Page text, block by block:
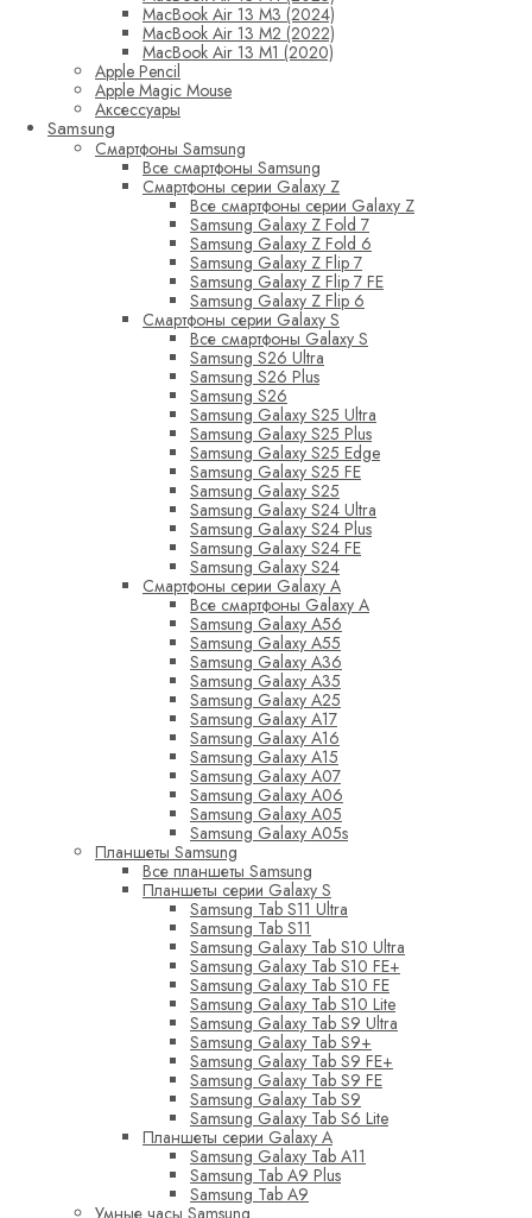
MacBook Air 13 M3 (2024)
MacBook Air 13 M2 (2022)
MacBook Air 13 M1 (2020)
Apple Pencil
Apple Magic Mouse
Аксессуары
Samsung
Смартфоны Samsung
Все смартфоны Samsung
Смартфоны серии Galaxy Z
Все смартфоны серии Galaxy Z
Samsung Galaxy Z Fold 7
Samsung Galaxy Z Fold 6
Samsung Galaxy Z Flip 7
Samsung Galaxy Z Flip 7 FE
Samsung Galaxy Z Flip 6
Смартфоны серии Galaxy S
Все смартфоны Galaxy S
Samsung S26 Ultra
Samsung S26 Plus
Samsung S26
Samsung Galaxy S25 Ultra
Samsung Galaxy S25 Plus
Samsung Galaxy S25 Edge
Samsung Galaxy S25 FE
Samsung Galaxy S25
Samsung Galaxy S24 Ultra
Samsung Galaxy S24 Plus
Samsung Galaxy S24 FE
Samsung Galaxy S24
Смартфоны серии Galaxy A
Все смартфоны Galaxy A
Samsung Galaxy A56
Samsung Galaxy A55
Samsung Galaxy A36
Samsung Galaxy A35
Samsung Galaxy A25
Samsung Galaxy A17
Samsung Galaxy A16
Samsung Galaxy A15
Samsung Galaxy A07
Samsung Galaxy A06
Samsung Galaxy A05
Samsung Galaxy A05s
Планшеты Samsung
Все планшеты Samsung
Планшеты серии Galaxy S
Samsung Tab S11 Ultra
Samsung Tab S11
Samsung Galaxy Tab S10 Ultra
Samsung Galaxy Tab S10 FE+
Samsung Galaxy Tab S10 FE
Samsung Galaxy Tab S10 Lite
Samsung Galaxy Tab S9 Ultra
Samsung Galaxy Tab S9+
Samsung Galaxy Tab S9 FE+
Samsung Galaxy Tab S9 FE
Samsung Galaxy Tab S9
Samsung Galaxy Tab S6 Lite
Планшеты серии Galaxy A
Samsung Galaxy Tab A11
Samsung Tab A9 Plus
Samsung Tab A9